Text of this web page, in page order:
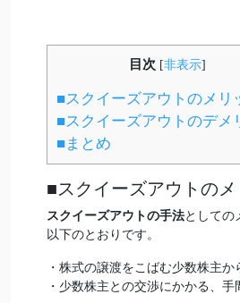
目次 [非表示]
■スクイーズアウトのメリ
■スクイーズアウトのデメ
■まとめ
■スクイーズアウトのメ
スクイーズアウトの手法としての
以下のとおりです。
・株式の譲渡をこばむ少数株主
・少数株主との交渉にかかる、手